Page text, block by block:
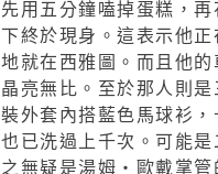
先用五分鐘嗑掉蛋糕，
下終於現身。這表示他
地就在西雅圖。而且他
晶亮無比。至於那人則
裝外套內搭藍色馬球衫
也已洗過上千次。可能
之無疑是湯姆‧歐戴掌管